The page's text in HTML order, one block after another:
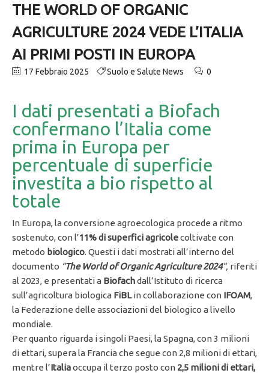
THE WORLD OF ORGANIC
AGRICULTURE 2024 VEDE L’ITALIA
AI PRIMI POSTI IN EUROPA
17 Febbraio 2025 Suolo e Salute News 0
I dati presentati a Biofach
confermano l’Italia come
prima in Europa per
percentuale di superficie
investita a bio rispetto al
totale
In Europa, la conversione agroecologica procede a ritmo
sostenuto, con l’11% disuperfici agricolecoltivate con
metodo biologico. Questi i dati mostrati all’interno del
documento “The World of Organic Agriculture 2024“, riferiti
al 2023, e presentati a Biofachdall’Istituto di ricerca
sull’agricoltura biologica FiBLin collaborazione con IFOAM,
la Federazione delle associazioni del biologico a livello
mondiale.
Per quanto riguarda i singoli Paesi, la Spagna, con 3 milioni
di ettari, supera la Francia che segue con 2,8 milioni di ettari,
mentre l’Italiaoccupa il terzo posto con 2,5 milioni di ettari,